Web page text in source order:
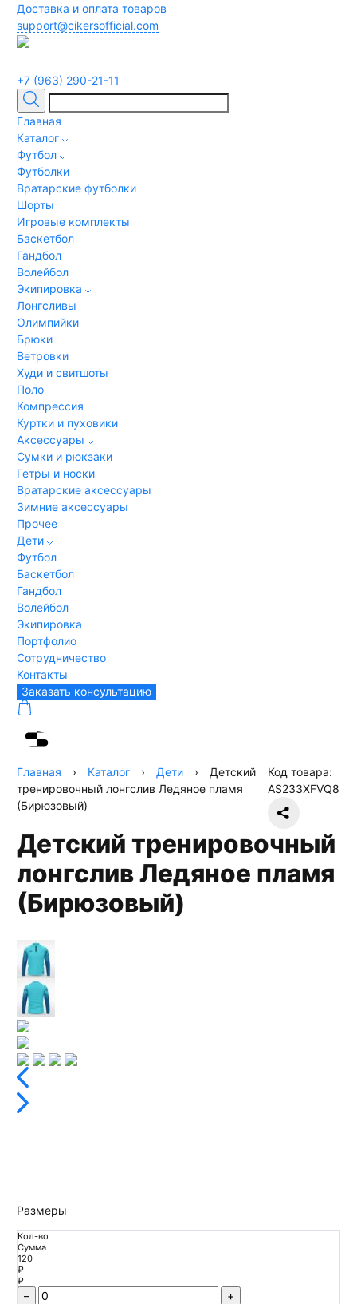
Доставка и оплата товаров
support@cikersofficial.com
+7 (963) 290-21-11
Главная
Каталог
Футбол
Футболки
Вратарские футболки
Шорты
Игровые комплекты
Баскетбол
Гандбол
Волейбол
Экипировка
Лонгсливы
Олимпийки
Брюки
Ветровки
Худи и свитшоты
Поло
Компрессия
Куртки и пуховики
Аксессуары
Сумки и рюкзаки
Гетры и носки
Вратарские аксессуары
Зимние аксессуары
Прочее
Дети
Футбол
Баскетбол
Гандбол
Волейбол
Экипировка
Портфолио
Сотрудничество
Контакты
Заказать консультацию
Главная › Каталог › Дети ›
Детский
тренировочный лонгслив Ледяное пламя
(Бирюзовый)
Код товара:
AS233XFVQ8
Детский тренировочный
лонгслив Ледяное пламя
(Бирюзовый)
Размеры
Кол-во
Сумма
120
₽
₽
– +